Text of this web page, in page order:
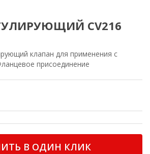
CV216
клапан для применения с
присоединение
В ОДИН КЛИК